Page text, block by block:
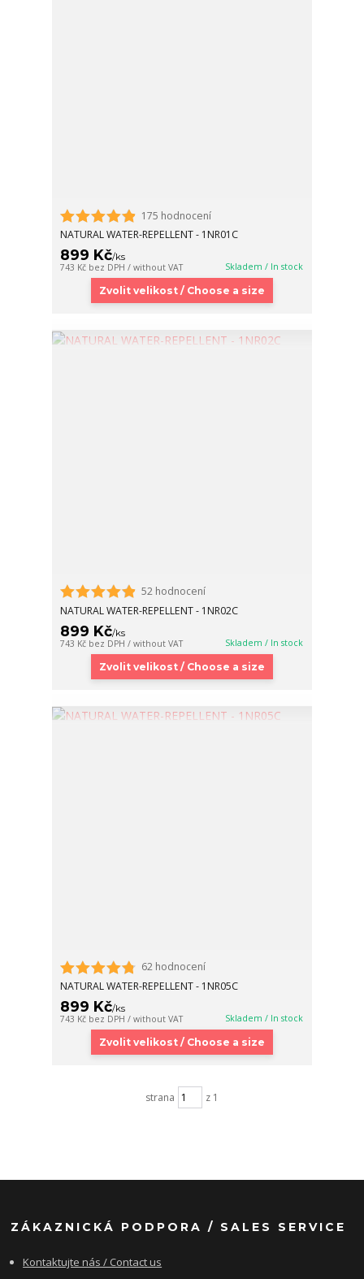
175 hodnocení
NATURAL WATER-REPELLENT - 1NR01C
899 Kč/ks
743 Kč bez DPH / without VAT Skladem / In stock
Zvolit velikost / Choose a size
52 hodnocení
NATURAL WATER-REPELLENT - 1NR02C
899 Kč/ks
743 Kč bez DPH / without VAT Skladem / In stock
Zvolit velikost / Choose a size
62 hodnocení
NATURAL WATER-REPELLENT - 1NR05C
899 Kč/ks
743 Kč bez DPH / without VAT Skladem / In stock
Zvolit velikost / Choose a size
strana z 1
ZÁKAZNICKÁ PODPORA / SALES SERVICE
Kontaktujte nás / Contact us